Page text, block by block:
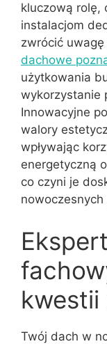
kluczową rolę,
instalacjom
zwrócić
dachowe
użytkowania
wykorzystanie
Innowacyjne
walory
wpływając
energetyczną
co czyni je
kwestii
Twój dach w